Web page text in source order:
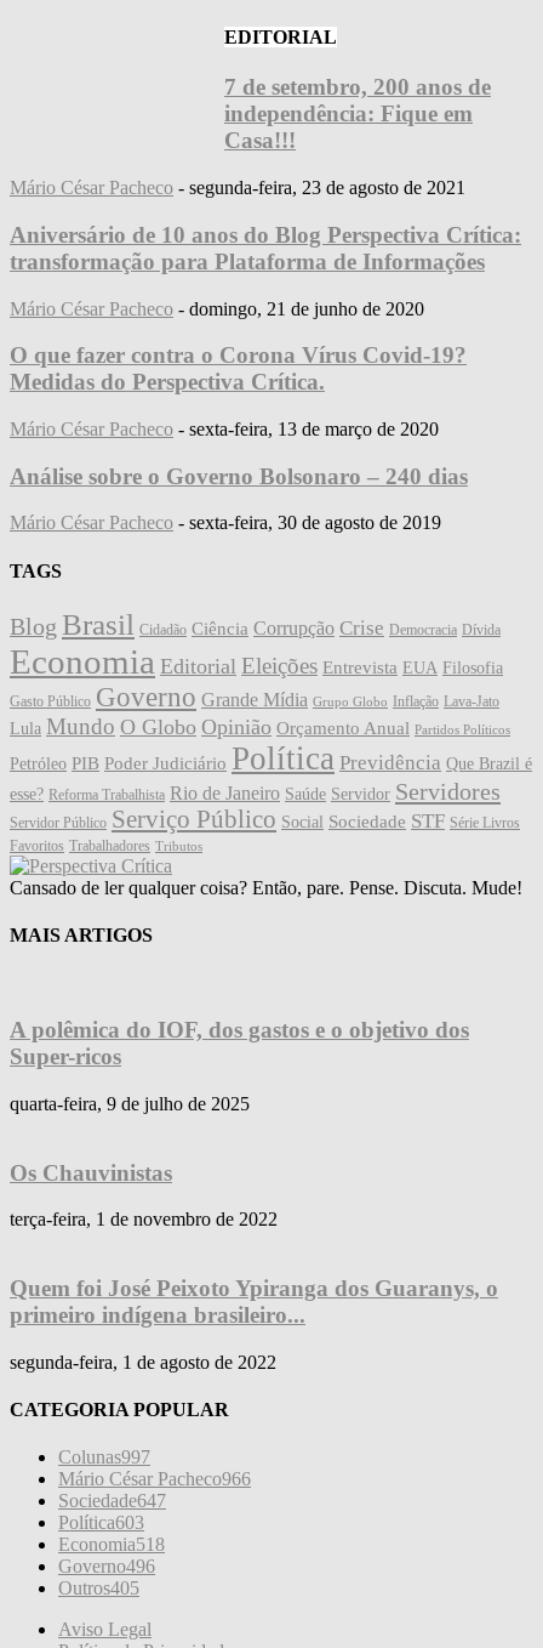
EDITORIAL
7 de setembro, 200 anos de
independência: Fique em
Casa!!!
Mário César Pacheco - segunda-feira, 23 de agosto de 2021
Aniversário de 10 anos do Blog Perspectiva Crítica:
transformação para Plataforma de Informações
Mário César Pacheco - domingo, 21 de junho de 2020
O que fazer contra o Corona Vírus Covid-19?
Medidas do Perspectiva Crítica.
Mário César Pacheco - sexta-feira, 13 de março de 2020
Análise sobre o Governo Bolsonaro – 240 dias
Mário César Pacheco - sexta-feira, 30 de agosto de 2019
TAGS
Blog Brasil Cidadão Ciência Corrupção Crise Democracia Dívida
Economia Editorial Eleições Entrevista EUA Filosofia
Gasto Público Governo Grande Mídia Grupo Globo Inflação Lava-Jato
Lula Mundo O Globo Opinião Orçamento Anual Partidos Políticos
Petróleo PIB Poder Judiciário Política Previdência Que Brazil é
esse? Reforma Trabalhista Rio de Janeiro Saúde Servidor Servidores
Servidor Público Serviço Público Social Sociedade STF Série Livros
Favoritos Trabalhadores Tributos
Cansado de ler qualquer coisa? Então, pare. Pense. Discuta. Mude!
MAIS ARTIGOS
A polêmica do IOF, dos gastos e o objetivo dos
Super-ricos
quarta-feira, 9 de julho de 2025
Os Chauvinistas
terça-feira, 1 de novembro de 2022
Quem foi José Peixoto Ypiranga dos Guaranys, o
primeiro indígena brasileiro...
segunda-feira, 1 de agosto de 2022
CATEGORIA POPULAR
Colunas997
Mário César Pacheco966
Sociedade647
Política603
Economia518
Governo496
Outros405
Aviso Legal